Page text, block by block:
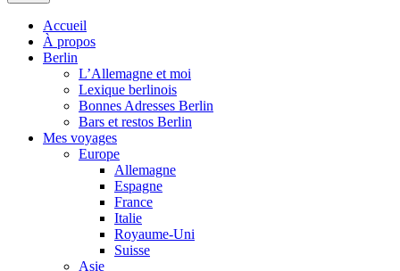
Accueil
À propos
Berlin
L’Allemagne et moi
Lexique berlinois
Bonnes Adresses Berlin
Bars et restos Berlin
Mes voyages
Europe
Allemagne
Espagne
France
Italie
Royaume-Uni
Suisse
Asie